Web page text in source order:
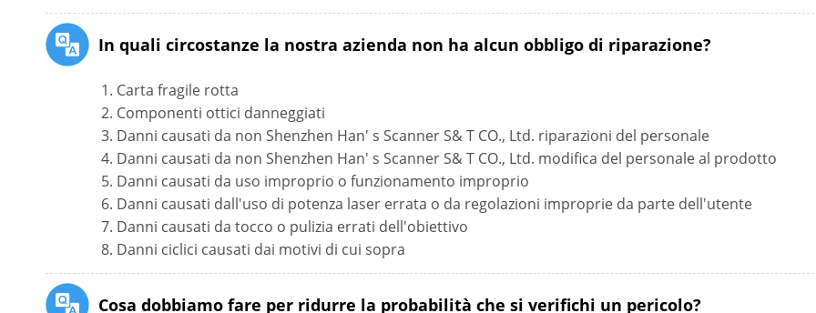
In quali circostanze la nostra azienda non ha alcun obbligo di riparazione?
1. Carta fragile rotta
2. Componenti ottici danneggiati
3. Danni causati da non Shenzhen Han' s Scanner S& T CO., Ltd. riparazioni del personale
4. Danni causati da non Shenzhen Han' s Scanner S& T CO., Ltd. modifica del personale al prodotto
5. Danni causati da uso improprio o funzionamento improprio
6. Danni causati dall'uso di potenza laser errata o da regolazioni improprie da parte dell'utente
7. Danni causati da tocco o pulizia errati dell'obiettivo
8. Danni ciclici causati dai motivi di cui sopra
Cosa dobbiamo fare per ridurre la probabilità che si verifichi un pericolo?